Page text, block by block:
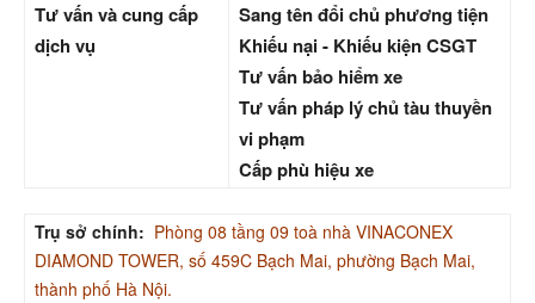
Tư vấn và cung cấp
dịch vụ
Sang tên đổi chủ phương tiện
Khiếu nại - Khiếu kiện CSGT
Tư vấn bảo hiểm xe
Tư vấn pháp lý chủ tàu thuyền
vi phạm
Cấp phù hiệu xe
Trụ sở chính: Phòng 08 tầng 09 toà nhà VINACONEX
DIAMOND TOWER, số 459C Bạch Mai, phường Bạch Mai,
thành phố Hà Nội.